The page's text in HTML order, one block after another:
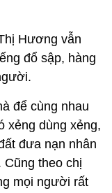
Hương vẫn
đổ sập, hàng
để cùng nhau
xẻng dùng xẻng,
đưa nạn nhân
theo chị
mọi người rất